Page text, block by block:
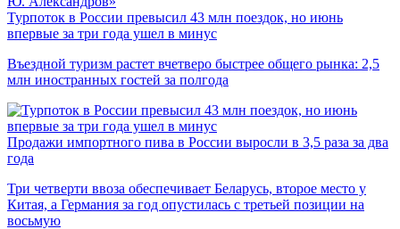
Турпоток в России превысил 43 млн поездок, но июнь
впервые за три года ушел в минус
Въездной туризм растет вчетверо быстрее общего рынка: 2,5
млн иностранных гостей за полгода
Продажи импортного пива в России выросли в 3,5 раза за два
года
Три четверти ввоза обеспечивает Беларусь, второе место у
Китая, а Германия за год опустилась с третьей позиции на
восьмую